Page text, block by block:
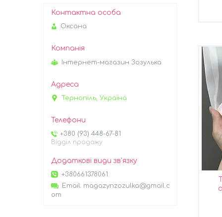
Оксана
Інтернет-магазин Зозулька
Тернопіль, Україна
+380 (93) 448-67-81
Відділ продажу
+380661378061
Email magazynzozulka@gmail.c
om